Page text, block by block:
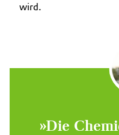
wird.
»Die